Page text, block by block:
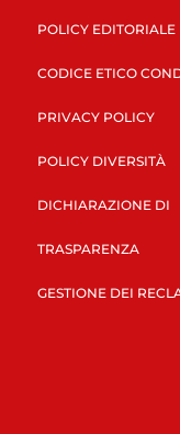
POLICY EDITORIALE
CODICE ETICO
PRIVACY POLICY
POLICY DIVERSITÀ
DICHIARAZIONE DI
TRASPARENZA
GESTIONE DEI